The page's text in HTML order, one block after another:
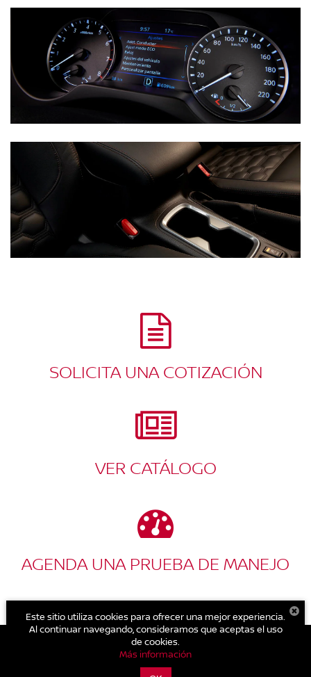
SOLICITA UNA COTIZACIÓN
VER CATÁLOGO
AGENDA UNA PRUEBA DE MANEJO
Av. Madero Norte 214, Col.
Este sitio utiliza cookies para ofrecer una mejor experiencia.
Al continuar navegando, consideramos que aceptas el uso
de cookies.
Más información